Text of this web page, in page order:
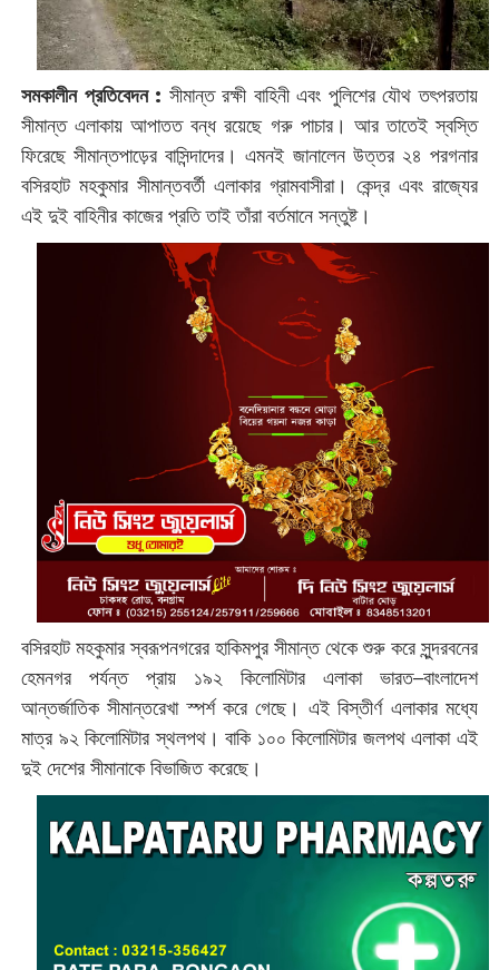
সমকালীন প্রতিবেদন : সীমান্ত রক্ষী বাহিনী এবং পুলিশের যৌথ তৎপরতায়
সীমান্ত এলাকায় আপাতত বন্ধ রয়েছে গরু পাচার। আর তাতেই স্বস্তি
ফিরেছে সীমান্তপাড়ের বাসিন্দাদের। এমনই জানালেন উত্তর ২৪ পরগনার
বসিরহাট মহকুমার সীমান্তবর্তী এলাকার গ্রামবাসীরা। কেন্দ্র এবং রাজ্যের
এই দুই বাহিনীর কাজের প্রতি তাই তাঁরা বর্তমানে সন্তুষ্ট।
বসিরহাট মহকুমার স্বরূপনগরের হাকিমপুর সীমান্ত থেকে শুরু করে সুন্দরবনের
হেমনগর পর্যন্ত প্রায় ১৯২ কিলোমিটার এলাকা ভারত–বাংলাদেশ
আন্তর্জাতিক সীমান্তরেখা স্পর্শ করে গেছে। এই বিস্তীর্ণ এলাকার মধ্যে
মাত্র ৯২ কিলোমিটার স্থলপথ। বাকি ১০০ কিলোমিটার জলপথ এলাকা এই
দুই দেশের সীমানাকে বিভাজিত করেছে।